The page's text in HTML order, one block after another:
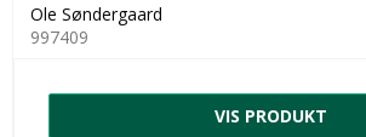
Ole Søndergaard
997409
VIS PRODUKT